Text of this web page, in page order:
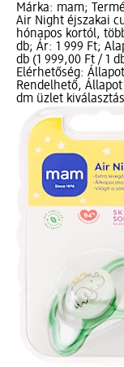
Márka: mam;
Air Night éjszakai
hónapos kortól,
db; Ár: 1 999 Ft;
db (1 999,00 Ft / 1
Elérhetőség:
Rendelhető,
dm üzlet